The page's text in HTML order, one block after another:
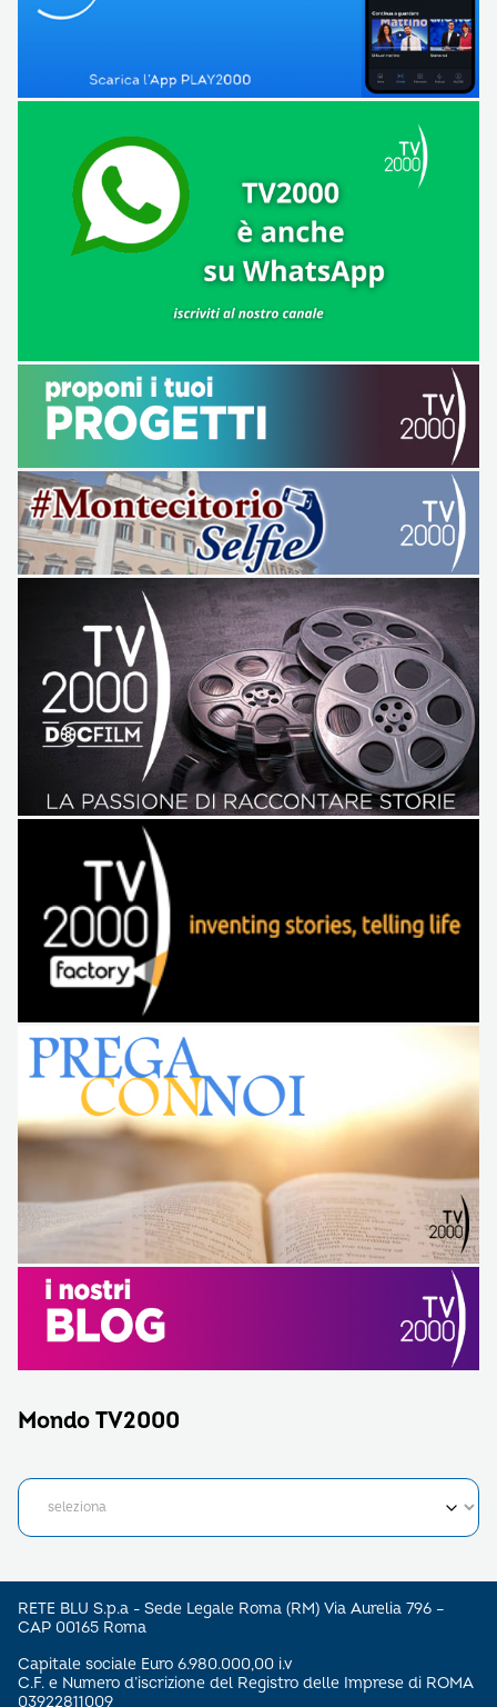
Mondo TV2000
RETE BLU S.p.a - Sede Legale Roma (RM) Via Aurelia 796 –
CAP 00165 Roma
Capitale sociale Euro 6.980.000,00 i.v
C.F. e Numero d’iscrizione del Registro delle Imprese di ROMA
03922811009